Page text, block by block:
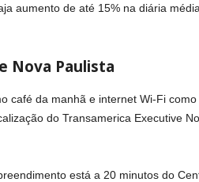
aumento de até 15% na diária
Nova Paulista
café da manhã e internet Wi-Fi
do Transamerica Executive
está a 20 minutos do